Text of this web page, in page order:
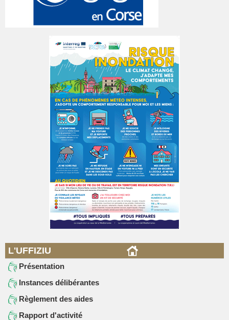
L'UFFIZIU
Présentation
Instances délibérantes
Règlement des aides
Rapport d'activité